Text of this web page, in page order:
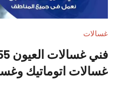
غسالات
غسالات اتوماتيك